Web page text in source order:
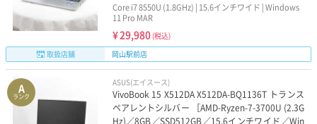
Core i7 8550U (1.8GHz) | 15.6インチワイド | Windows
11 Pro MAR
¥29,980 (税込)
取扱店舗
岡山駅前店
A
ランク
ASUS(エイスース)
VivoBook 15 X512DA X512DA-BQ1136T トランス
ペアレントシルバー ［AMD-Ryzen-7-3700U (2.3G
Hz)／8GB／SSD512GB／15.6インチワイド／Win